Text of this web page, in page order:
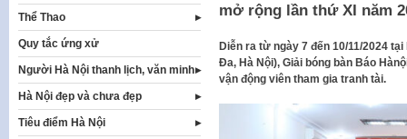
mở rộng lần thứ XI năm
Diễn ra từ ngày 7 đến 10/11/2024
Đa, Hà Nội), Giải bóng bàn Báo
vận động viên tham gia tranh tài.
Thể Thao
Quy tắc ứng xử
Người Hà Nội thanh lịch, văn minh
Hà Nội đẹp và chưa đẹp
Tiêu điểm Hà Nội